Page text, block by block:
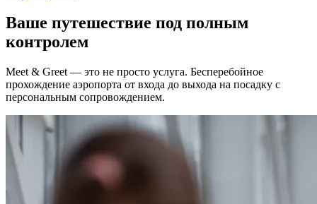
Ваше путешествие под полным
контролем
Meet & Greet — это не просто услуга. Бесперебойное
прохождение аэропорта от входа до выхода на посадку с
персональным сопровождением.